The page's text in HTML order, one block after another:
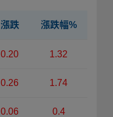
漲跌 漲跌幅%
0.20 1.32
0.26 1.74
0.06 0.4